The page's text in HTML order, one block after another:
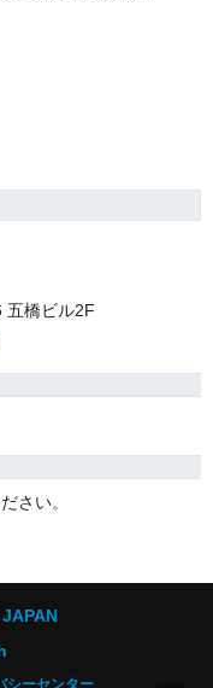
五橋ビル2F
さい。
シーセンター